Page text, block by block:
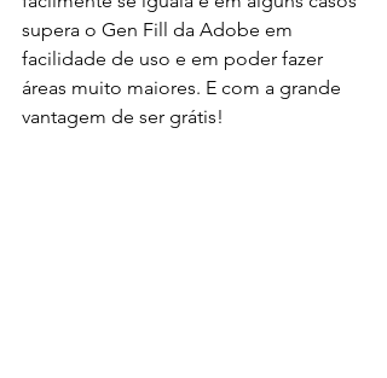
supera o Gen Fill da Adobe em
facilidade de uso e em poder fazer
áreas muito maiores. E com a grande
vantagem de ser grátis!